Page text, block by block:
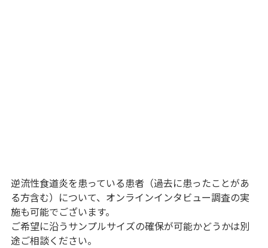
逆流性食道炎を患っている患者（過去に患ったことがあ
る方含む）について、オンラインインタビュー調査の実
施も可能でございます。
ご希望に沿うサンプルサイズの確保が可能かどうかは別
途ご相談ください。